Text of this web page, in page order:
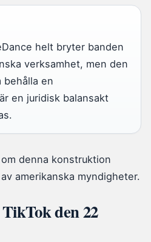
helt bryter banden
verksamhet, men den
behålla en
en juridisk balansakt
denna konstruktion
amerikanska myndigheter.
den 22